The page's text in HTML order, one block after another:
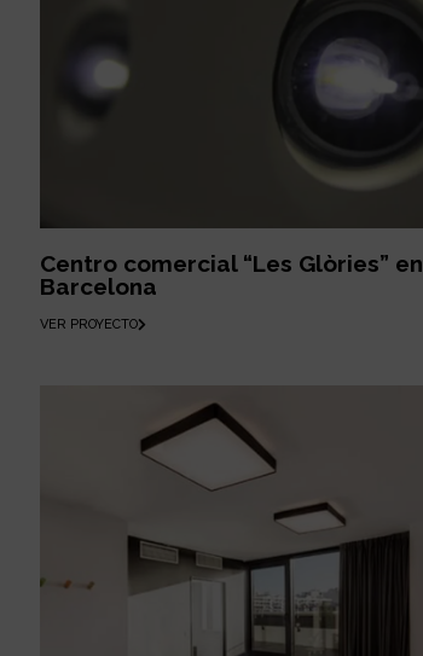
Centro comercial “Les Glòries” en
Barcelona
VER PROYECTO